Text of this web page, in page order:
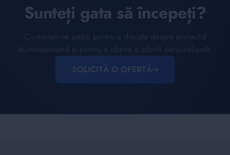
Sunteți gata să începeți?
SOLICITĂ O OFERTĂ